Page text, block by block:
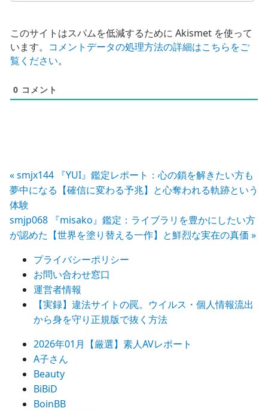
このサイトはスパムを低減するために Akismet を使って
います。 コメントデータの処理方法の詳細はこちらをご
覧ください。
0 コメント
投
稿
ナ
ビ
ゲ
ー
ョ
ン
« smjx144 『YUI』鑑定レポート：心の鎖を解きたい方も
夢中になる【確信に変わる予兆】と心奪われる軌跡という
体験
smjp068 『misako』鑑定：ライブラリを豊かにしたい方
が認めた【世界を塗り替える一作】と鮮烈な実在の真価 »
プライバシーポリシー
お問い合わせ窓口
運営者情報
【実録】違法サイトの罠。ウイルス・個人情報流出
から身を守り正規版で抜く方法
2026年01月【厳選】素人AVレポート
A子さん
Beauty
BiBiD
BoinBB